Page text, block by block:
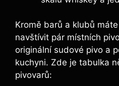
Kromě barů a klubů
navštívit pár místních
originální sudové pivo a
kuchyni. Zde je tabulka
pivovarů: